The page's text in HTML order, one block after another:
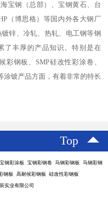
宝钢（总部）、宝钢黄石、台
（博思格）等国内外各大钢厂
锌、冷轧、热轧、电工钢等钢
了丰厚的产品知识。特别是在
彩钢板、SMP硅改性彩涂卷、
涂镀产品方面，有着非常的特长
Top
钢彩涂板 宝钢彩钢卷 马钢彩钢板 马钢彩钢
钢板 高耐候彩钢板 硅改性彩钢板
实业有限公司